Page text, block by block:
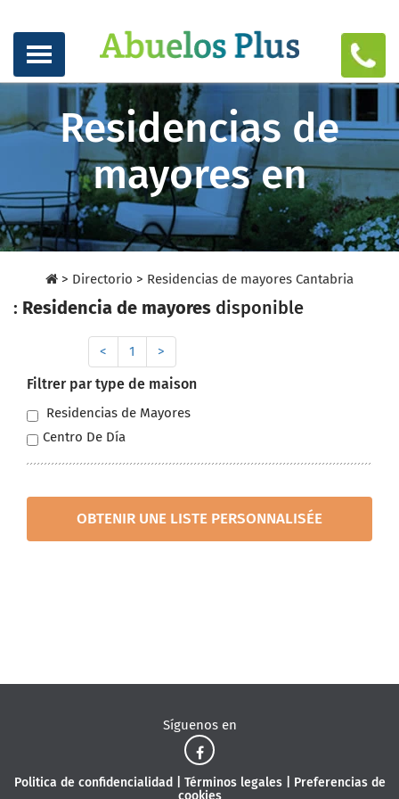
Residencias de
mayores en
> Directorio > Residencias de mayores Cantabria
: Residencia de mayores disponible
< 1 >
Filtrer par type de maison
Residencias de Mayores
Centro De Día
OBTENIR UNE LISTE PERSONNALISÉE
Síguenos en
Politica de confidencialidad Términos legales| Preferencias de
cookies